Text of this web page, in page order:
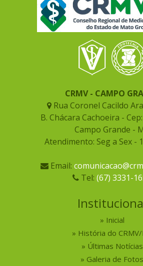
CRMV - CAMPO
Rua Coronel Cacildo
B. Chácara Cachoeira -
Campo Grande -
Atendimento: Seg a Sex -
Email:
Tel: (67) 3331-
Inicial
História do CRMV/
Últimas Notícias
Galeria de Fotos